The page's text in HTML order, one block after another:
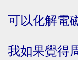
可以化解電
我如果覺得